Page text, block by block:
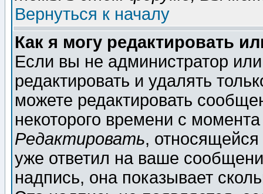
Вернуться к началу
Как я могу редактировать
Если вы не администратор
редактировать и удалять
можете редактировать
некоторого времени с
Редактировать,
уже ответил на ваше
надпись, она показывает